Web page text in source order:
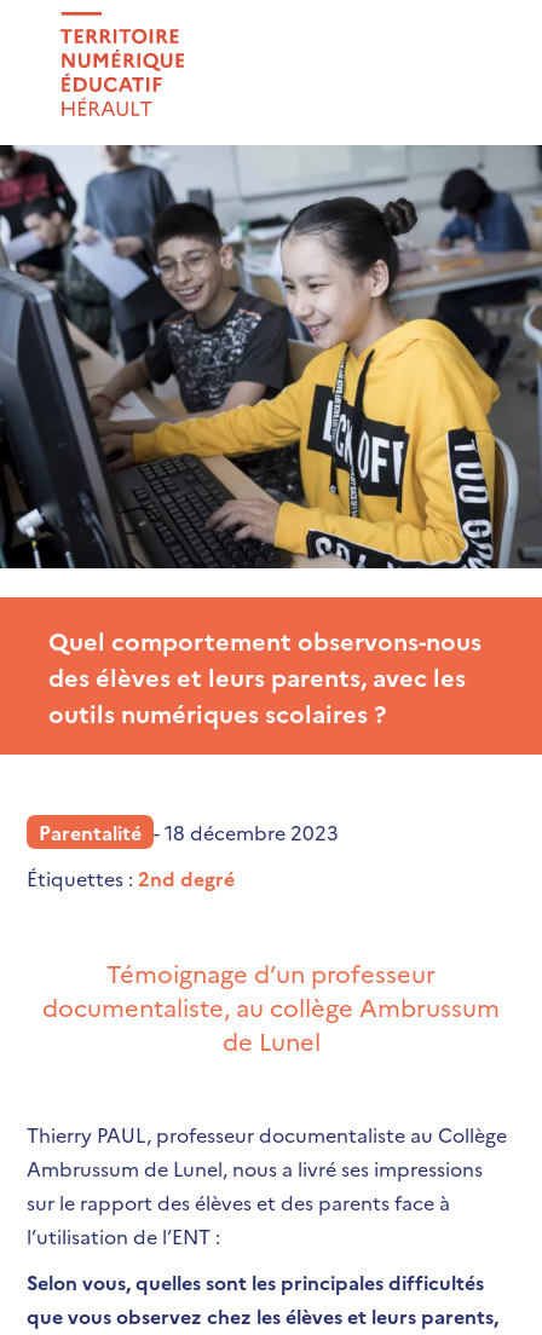
Quel comportement observons-nous
des élèves et leurs parents, avec les
outils numériques scolaires ?
Parentalité - 18 décembre 2023
Étiquettes :2nd degré
Témoignage d’un professeur
documentaliste, au collège Ambrussum
de Lunel
Thierry PAUL, professeur documentaliste au Collège
Ambrussum de Lunel, nous a livré ses impressions
sur le rapport des élèves et des parents face à
l’utilisation de l’ENT :
Selon vous, quelles sont les principales difficultés
que vous observez chez les élèves et leurs parents,